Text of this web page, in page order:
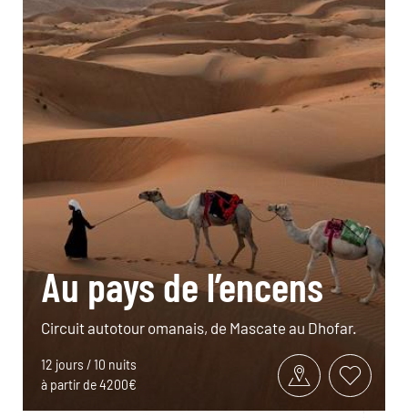
Au pays de l’encens
Circuit autotour omanais, de Mascate au Dhofar.
12 jours / 10 nuits
à partir de 4200€